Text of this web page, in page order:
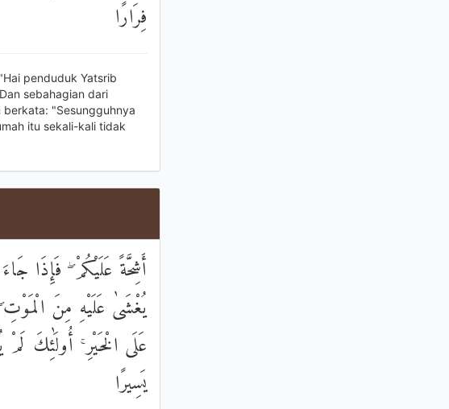
فِرَارًا
penduduk Yatsrib
sebahagian dari
"Sesungguhnya
itu sekali-kali tidak
أَشِحَّةً عَلَيْكُمْ ۖ فَإِذَا
يُغْشَىٰ عَلَيْهِ مِنَ
عَلَى الْخَيْرِ ۚ أُولَٰئِكَ لَمْ
يَسِيرًا